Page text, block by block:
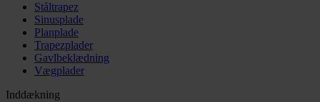
Ståltrapez
Sinusplade
Planplade
Trapezplader
Gavlbeklædning
Vægplader
Inddækning